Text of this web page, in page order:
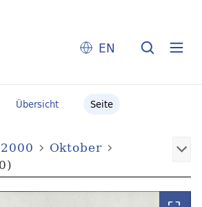
EN
Übersicht Seite
2000
Oktober